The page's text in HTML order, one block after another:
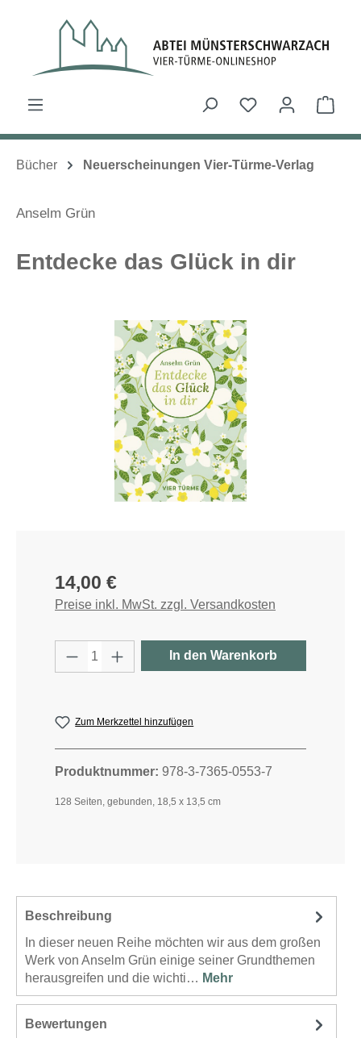
Zum Hauptinhalt springen
Du hast 0
Bücher Neuerscheinungen Vier-Türme-Verlag
Anselm Grün
Entdecke das Glück in dir
Bildergalerie überspringen
Regulärer Preis:
14,00 €
Preise inkl. MwSt. zzgl. Versandkosten
Produkt Anzahl: Gib den
In den Warenkorb
Zum Merkzettel hinzufügen
Produktnummer: 978-3-7365-0553-7
128 Seiten, gebunden, 18,5 x 13,5 cm
Beschreibung
In dieser neuen Reihe möchten wir aus dem großen
Werk von Anselm Grün einige seiner Grundthemen
herausgreifen und die wichti… Mehr
Bewertungen